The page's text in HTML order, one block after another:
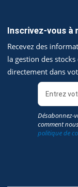
Inscrivez-vous
Recevez des
la gestion des
directement dans
Désabonnez-
comment
politique de